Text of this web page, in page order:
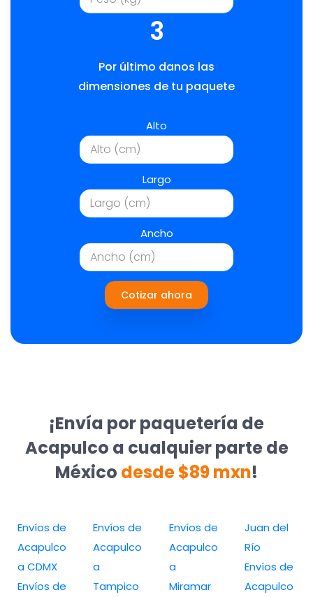
3
Por último danos las
dimensiones de tu paquete
Alto
Largo
Ancho
Cotizar ahora
¡Envía por paquetería de
Acapulco a cualquier parte de
México desde $89 mxn!
Envíos de
Acapulco
a CDMX
Envíos de
Envíos de
Acapulco
a
Tampico
Envíos de
Acapulco
a
Miramar
Juan del
Río
Envíos de
Acapulco